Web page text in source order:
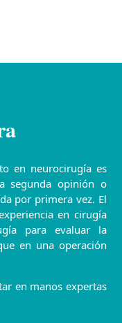
en neurocirugía es
segunda opinión o
por primera vez. El
en cirugía
para evaluar la
en una operación
en manos expertas